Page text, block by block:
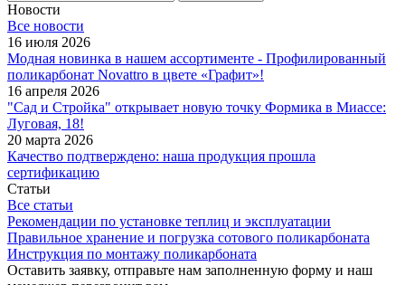
Новости
Все новости
16 июля 2026
Модная новинка в нашем ассортименте - Профилированный
поликарбонат Novattro в цвете «Графит»!
16 апреля 2026
"Сад и Стройка" открывает новую точку Формика в Миассе:
Луговая, 18!
20 марта 2026
Качество подтверждено: наша продукция прошла
сертификацию
Статьи
Все статьи
Рекомендации по установке теплиц и эксплуатации
Правильное хранение и погрузка сотового поликарбоната
Инструкция по монтажу поликарбоната
Оставить заявку, отправьте нам заполненную форму и наш